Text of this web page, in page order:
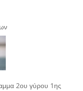
2ου γύρου 1ης